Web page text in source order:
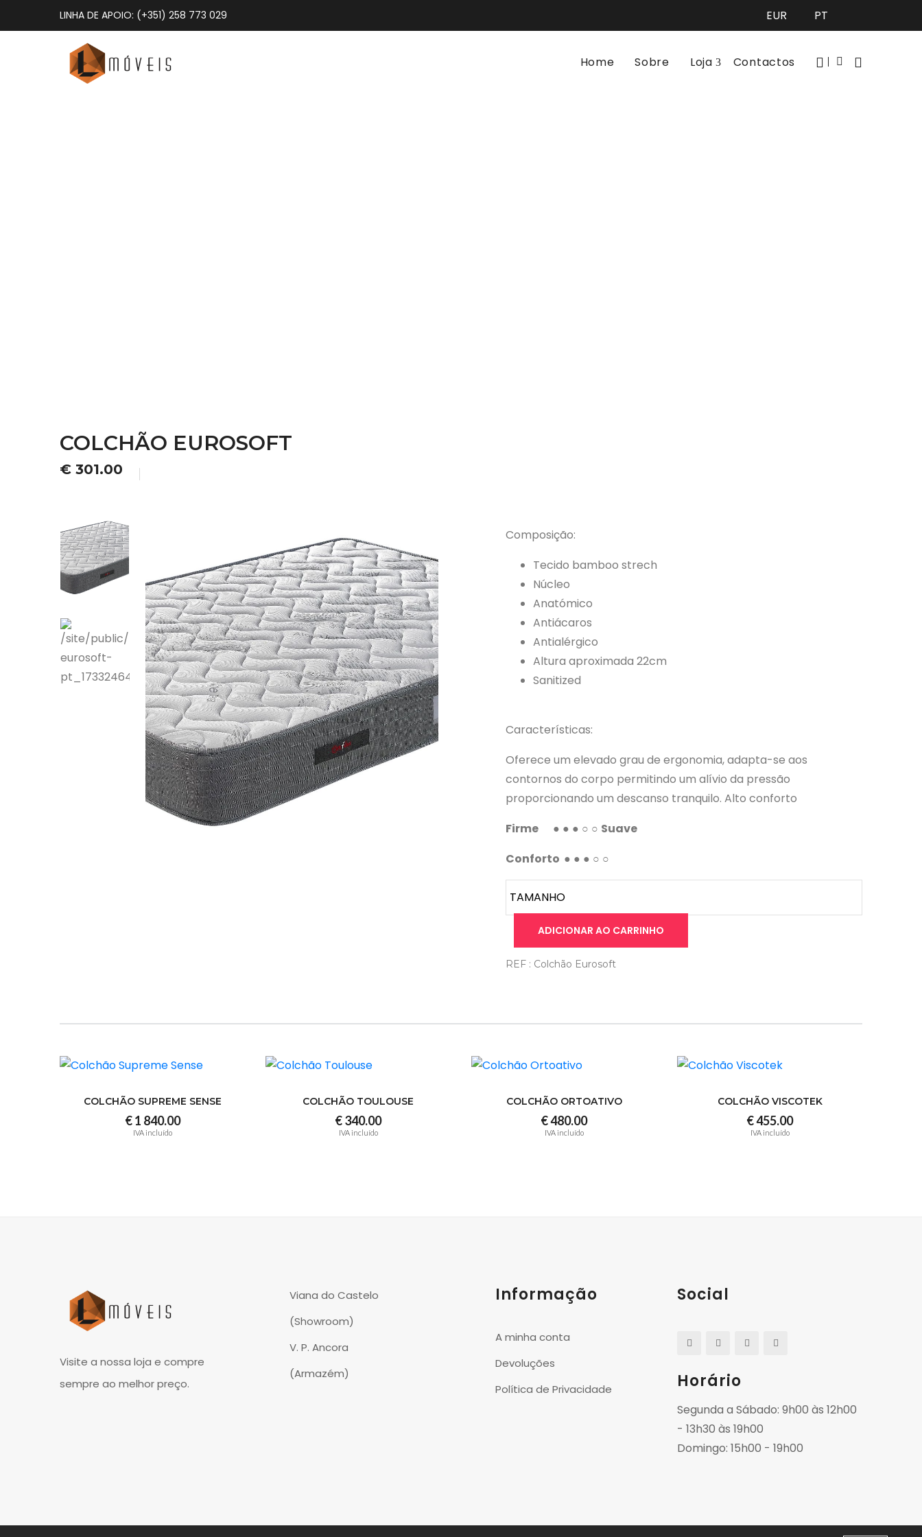
LINHA DE APOIO: (+351) 258 773 029
Home Sobre Loja Contactos
COLCHÃO EUROSOFT
€ 301.00
Composição:
Tecido bamboo strech
Núcleo
Anatómico
Antiácaros
Antialérgico
Altura aproximada 22cm
Sanitized
Características:
Oferece um elevado grau de ergonomia, adapta-se aos
contornos do corpo permitindo um alívio da pressão
proporcionando um descanso tranquilo. Alto conforto
Firme ● ● ● ○ ○ Suave
Conforto ● ● ● ○ ○
ADICIONAR AO CARRINHO
REF : Colchão Eurosoft
COLCHÃO SUPREME SENSE
€ 1 840.00
IVA incluído
COLCHÃO TOULOUSE
€ 340.00
IVA incluído
COLCHÃO ORTOATIVO
€ 480.00
IVA incluído
COLCHÃO VISCOTEK
€ 455.00
IVA incluído
Visite a nossa loja e compre
sempre ao melhor preço.
Viana do Castelo
(Showroom)
V. P. Ancora
(Armazém)
Informação
A minha conta
Devoluções
Política de Privacidade
Social
Horário
Segunda a Sábado: 9h00 às 12h00
- 13h30 às 19h00
Domingo: 15h00 - 19h00